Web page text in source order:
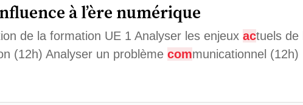
à l’ère numérique
de la formation UE 1 Analyser les enjeux actuels de
(12h) Analyser un problème communicationnel